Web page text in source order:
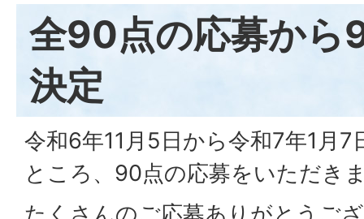
全90点の応募から
決定
令和6年11月5日から令和7年1月
ところ、90点の応募をいただき